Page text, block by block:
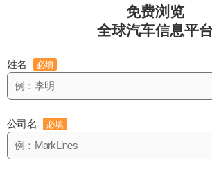
免费浏览
全球汽车信息平台
姓名 必填
公司名 必填